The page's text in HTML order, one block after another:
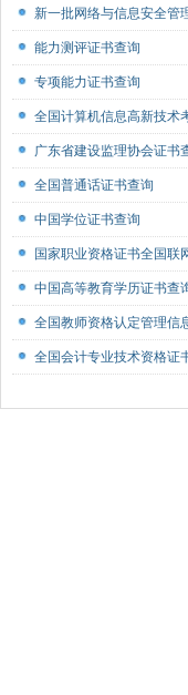
新一批网络与信息安全管
能力测评证书查询
专项能力证书查询
全国计算机信息高新技术
广东省建设监理协会证书
全国普通话证书查询
中国学位证书查询
国家职业资格证书全国联
中国高等教育学历证书查
全国教师资格认定管理信
全国会计专业技术资格证